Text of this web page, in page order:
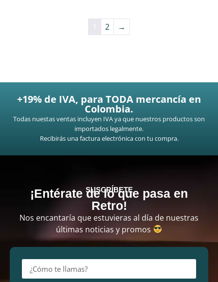
1 2 →
+19% de IVA, para TODA mercancía en
Colombia.
Todas nuestas ventas incluyen IVA ya que nuestros productos son
importados legalmente.
Recibirás una factura electrónica con tu compra.
SUSCRÍBETE
¡Entérate de lo que pasa en
Retro!
Nos encantaría que estuvieras al día de nuestras
últimas noticias y promos